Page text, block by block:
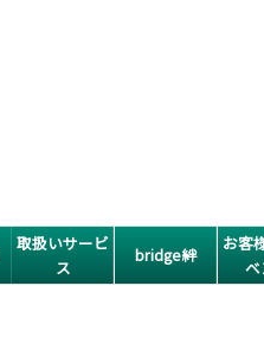
取扱いサービ
ス
bridge絆
お客
ベ